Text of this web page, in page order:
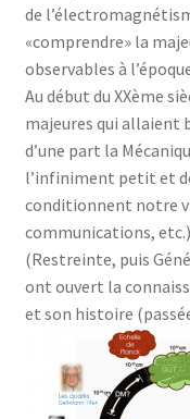
de
«comprendre» la
observables à
Au début du XXème
majeures qui allaient
d’une part la
l’infiniment petit et
conditionnent notre
communications,
(Restreinte, puis
ont ouvert la
et son histoire